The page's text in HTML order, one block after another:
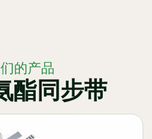
的产品
酯同步带